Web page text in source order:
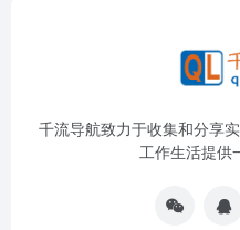
千流导航致力于收集和分享
工作生活提供